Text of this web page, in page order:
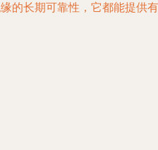
长期可靠性，它都能提供